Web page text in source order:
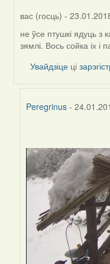
вас (госць) -
In
reply
ina
не ўсе птушкі ядуць з
зямлі. Вось сойка іх і
Увайдзіце ці
Peregrinus -
to
by
вас
(госць)